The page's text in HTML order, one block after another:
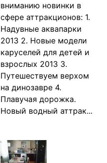
вниманию новинки в
сфере аттракционов: 1.
Надувные аквапарки
2013 2. Новые модели
каруселей для детей и
взрослых 2013 3.
Путешествуем верхом
на динозавре 4.
Плавучая дорожка.
Новый водный аттрак...